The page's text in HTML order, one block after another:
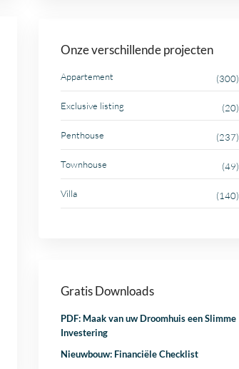
Onze verschillende projecten
Appartement (300)
Exclusive listing (20)
Penthouse (237)
Townhouse (49)
Villa (140)
Gratis Downloads
PDF: Maak van uw Droomhuis een Slimme
Investering
Nieuwbouw: Financiële Checklist